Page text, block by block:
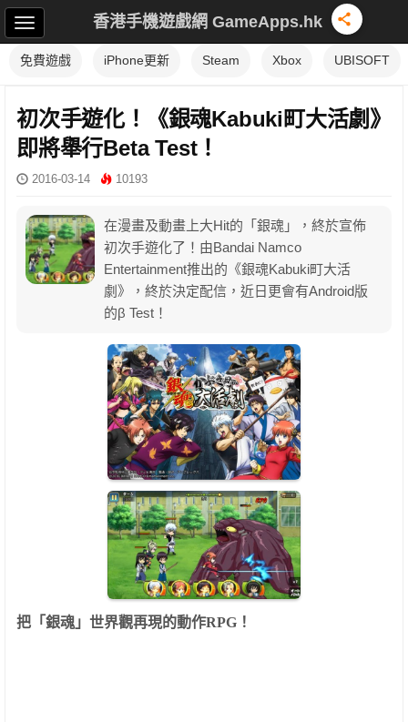
香港手機遊戲網 GameApps.hk
免費遊戲 iPhone更新 Steam Xbox UBISOFT
初次手遊化！《銀魂Kabuki町大活劇》
即將舉行Beta Test！
2016-03-14 10193
在漫畫及動畫上大Hit的「銀魂」，終於宣佈
初次手遊化了！由Bandai Namco
Entertainment推出的《銀魂Kabuki町大活
劇》，終於決定配信，近日更會有Android版
的β Test！
把「銀魂」世界觀再現的動作RPG ！